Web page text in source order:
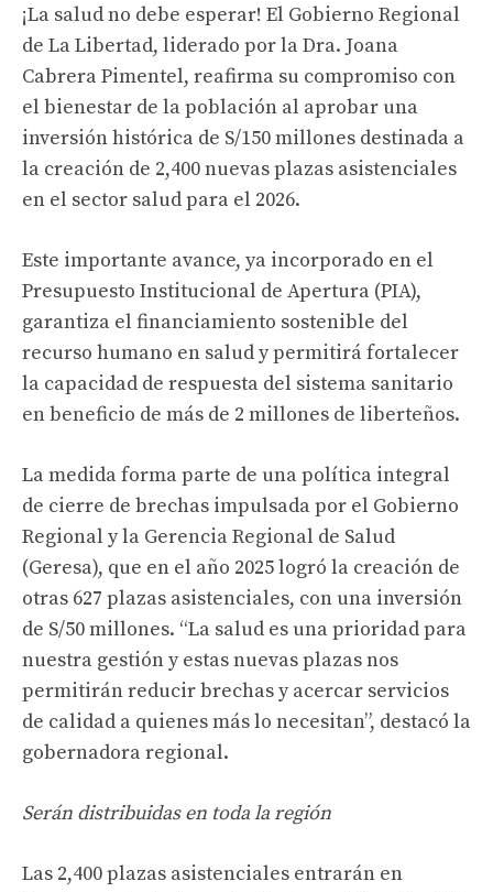
¡La salud no debe esperar! El Gobierno Regional
de La Libertad, liderado por la Dra. Joana
Cabrera Pimentel, reafirma su compromiso con
el bienestar de la población al aprobar una
inversión histórica de S/150 millones destinada a
la creación de 2,400 nuevas plazas asistenciales
en el sector salud para el 2026.
Este importante avance, ya incorporado en el
Presupuesto Institucional de Apertura (PIA),
garantiza el financiamiento sostenible del
recurso humano en salud y permitirá fortalecer
la capacidad de respuesta del sistema sanitario
en beneficio de más de 2 millones de liberteños.
La medida forma parte de una política integral
de cierre de brechas impulsada por el Gobierno
Regional y la Gerencia Regional de Salud
(Geresa), que en el año 2025 logró la creación de
otras 627 plazas asistenciales, con una inversión
de S/50 millones. “La salud es una prioridad para
nuestra gestión y estas nuevas plazas nos
permitirán reducir brechas y acercar servicios
de calidad a quienes más lo necesitan”, destacó la
gobernadora regional.
Serán distribuidas en toda la región
Las 2,400 plazas asistenciales entrarán en